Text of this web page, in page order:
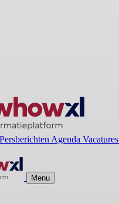
Persberichten Agenda Vacatures
Menu